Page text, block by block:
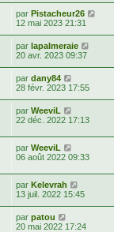
par Pistacheur26
12 mai 2023 21:31
par lapalmeraie
20 avr. 2023 09:37
par dany84
28 févr. 2023 17:55
par WeeviL
22 déc. 2022 17:13
par WeeviL
06 août 2022 09:33
par Kelevrah
13 juil. 2022 15:45
par patou
20 mai 2022 17:24